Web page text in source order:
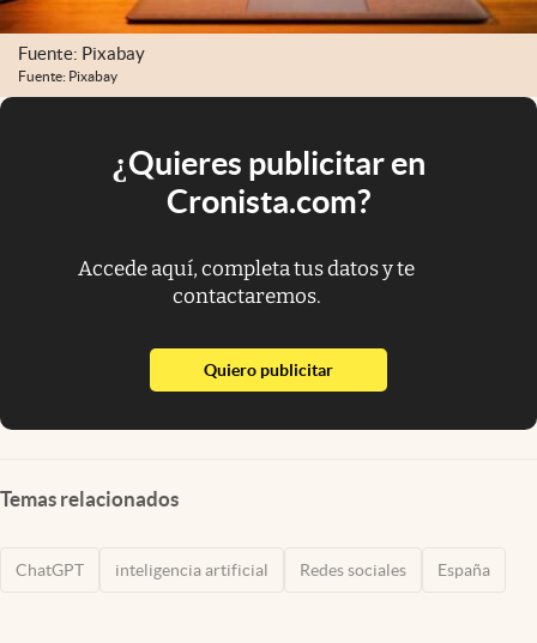
Fuente: Pixabay
Fuente: Pixabay
¿Quieres publicitar en
Cronista.com?
Accede aquí, completa tus datos y te
contactaremos.
Quiero publicitarabre en nueva pestaña
Temas relacionados
ChatGPT inteligencia artificial Redes sociales España